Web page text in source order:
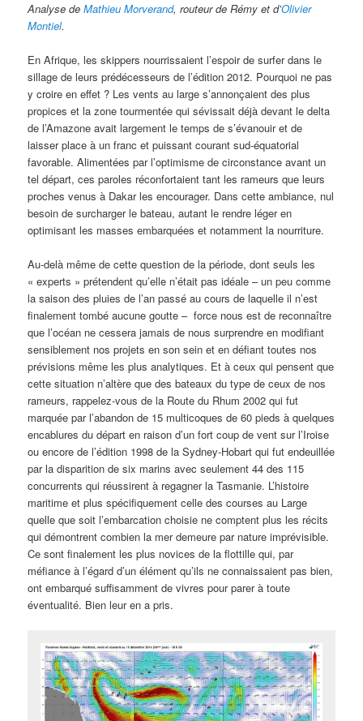
Analyse deMathieu Morverand, routeur de Rémy et d’Olivier
Montiel.
En Afrique, les skippers nourrissaient l’espoir de surfer dans le
sillage de leurs prédécesseurs de l’édition 2012. Pourquoi ne pas
y croire en effet ? Les vents au large s’annonçaient des plus
propices et la zone tourmentée qui sévissait déjà devant le delta
de l’Amazone avait largement le temps de s’évanouir et de
laisser place à un franc et puissant courant sud-équatorial
favorable. Alimentées par l’optimisme de circonstance avant un
tel départ, ces paroles réconfortaient tant les rameurs que leurs
proches venus à Dakar les encourager. Dans cette ambiance, nul
besoin de surcharger le bateau, autant le rendre léger en
optimisant les masses embarquées et notamment la nourriture.
Au-delà même de cette question de la période, dont seuls les
« experts » prétendent qu’elle n’était pas idéale – un peu comme
la saison des pluies de l’an passé au cours de laquelle il n’est
finalement tombé aucune goutte – force nous est de reconnaître
que l’océan ne cessera jamais de nous surprendre en modifiant
sensiblement nos projets en son sein et en défiant toutes nos
prévisions même les plus analytiques. Et à ceux qui pensent que
cette situation n’altère que des bateaux du type de ceux de nos
rameurs, rappelez-vous de la Route du Rhum 2002 qui fut
marquée par l’abandon de 15 multicoques de 60 pieds à quelques
encablures du départ en raison d’un fort coup de vent sur l’Iroise
ou encore de l’édition 1998 de la Sydney-Hobart qui fut endeuillée
par la disparition de six marins avec seulement 44 des 115
concurrents qui réussirent à regagner la Tasmanie. L’histoire
maritime et plus spécifiquement celle des courses au Large
quelle que soit l’embarcation choisie ne comptent plus les récits
qui démontrent combien la mer demeure par nature imprévisible.
Ce sont finalement les plus novices de la flottille qui, par
méfiance à l’égard d’un élément qu’ils ne connaissaient pas bien,
ont embarqué suffisamment de vivres pour parer à toute
éventualité. Bien leur en a pris.